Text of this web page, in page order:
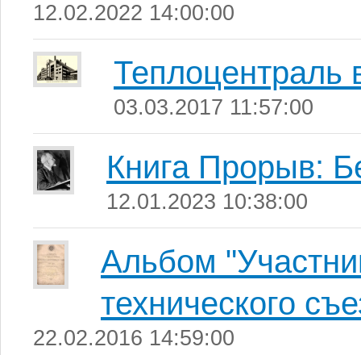
12.02.2022 14:00:00
Теплоцентраль
03.03.2017 11:57:00
Книга Прорыв:
12.01.2023 10:38:00
Альбом
технического
22.02.2016 14:59:00